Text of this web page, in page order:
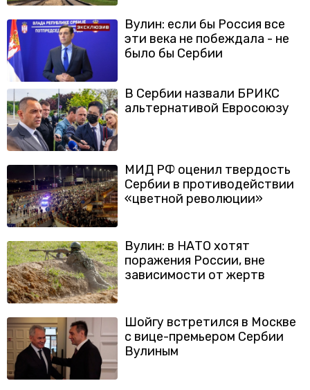
Вулин: если бы Россия все
эти века не побеждала - не
было бы Сербии
В Сербии назвали БРИКС
альтернативой Евросоюзу
МИД РФ оценил твердость
Сербии в противодействии
«цветной революции»
Вулин: в НАТО хотят
поражения России, вне
зависимости от жертв
Шойгу встретился в Москве
с вице-премьером Сербии
Вулиным